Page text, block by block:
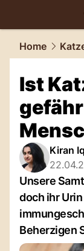
tiere.
Home
Ist
Kiran
Unsere
doch ihr
Beherzigen